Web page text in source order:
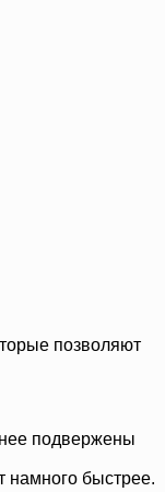
позволяют
подвержены
намного быстрее.